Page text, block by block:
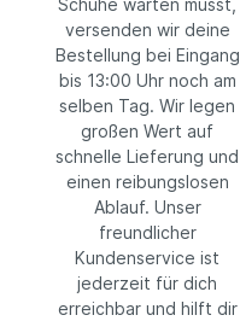
Schuhe warten musst,
versenden wir deine
Bestellung bei Eingang
bis 13:00 Uhr noch am
selben Tag. Wir legen
großen Wert auf
schnelle Lieferung und
einen reibungslosen
Ablauf. Unser
freundlicher
Kundenservice ist
jederzeit für dich
erreichbar und hilft dir